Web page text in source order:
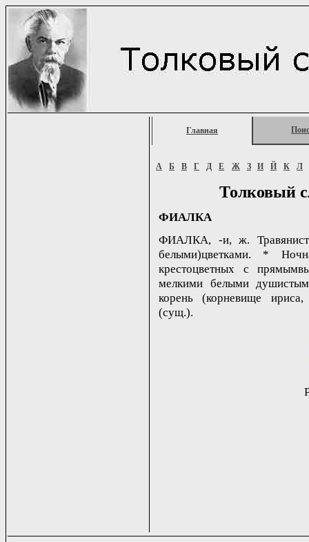
Главная
А Б В Г Д Е Ж З И Й К Л
Толковый
ФИАЛКА
ФИАЛКА, -и, ж.
белыми)цветками. *
крестоцветных с
мелкими белыми
корень (корневище
(сущ.).